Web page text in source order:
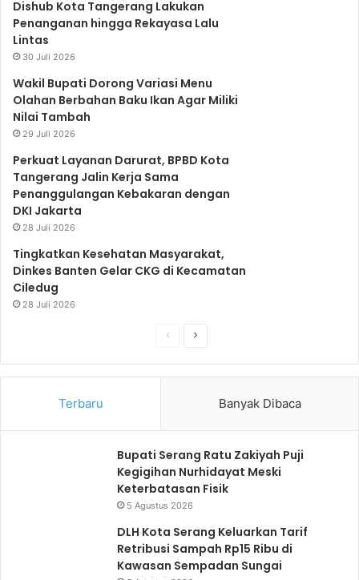
o
r
e
Dishub Kota Tangerang Lakukan
Penanganan hingga Rekayasa Lalu
Lintas
30 Juli 2026
Wakil Bupati Dorong Variasi Menu
Olahan Berbahan Baku Ikan Agar Miliki
Nilai Tambah
29 Juli 2026
Perkuat Layanan Darurat, BPBD Kota
Tangerang Jalin Kerja Sama
Penanggulangan Kebakaran dengan
DKI Jakarta
28 Juli 2026
Tingkatkan Kesehatan Masyarakat,
Dinkes Banten Gelar CKG di Kecamatan
Ciledug
28 Juli 2026
b
m
n
a
l
u
t
y
a
Terbaru Banyak Dibaca
Bupati Serang Ratu Zakiyah Puji
Kegigihan Nurhidayat Meski
Keterbatasan Fisik
5 Agustus 2026
DLH Kota Serang Keluarkan Tarif
Retribusi Sampah Rp15 Ribu di
Kawasan Sempadan Sungai